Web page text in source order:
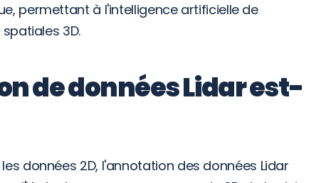
permettant à l'intelligence artificielle de
3D.
de données Lidar est-
données 2D, l'annotation des données Lidar